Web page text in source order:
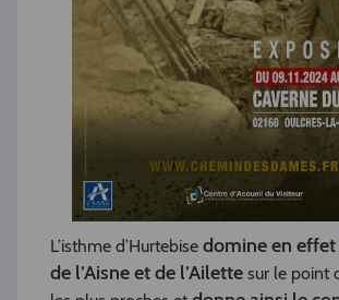
L’isthme d’Hurtebise domine en effet
de l’Aisne et de l’Ailette sur le point